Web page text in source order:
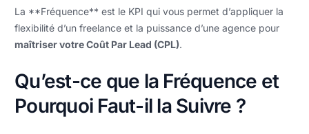
La **Fréquence** est le KPI qui vous permet d’appliquer la
flexibilité d’un freelance et la puissance d’une agence pour
maîtriser votre Coût Par Lead (CPL).
Qu’est-ce que la Fréquence et
Pourquoi Faut-il la Suivre ?